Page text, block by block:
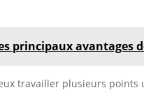
principaux avantages
travailler plusieurs points